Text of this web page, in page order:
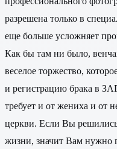
разрешена только в
еще больше усложняет
Как бы там ни было,
веселое торжество,
и регистрацию брака в
требует и от жениха и от
церкви. Если Вы
жизни, значит Вам нужно